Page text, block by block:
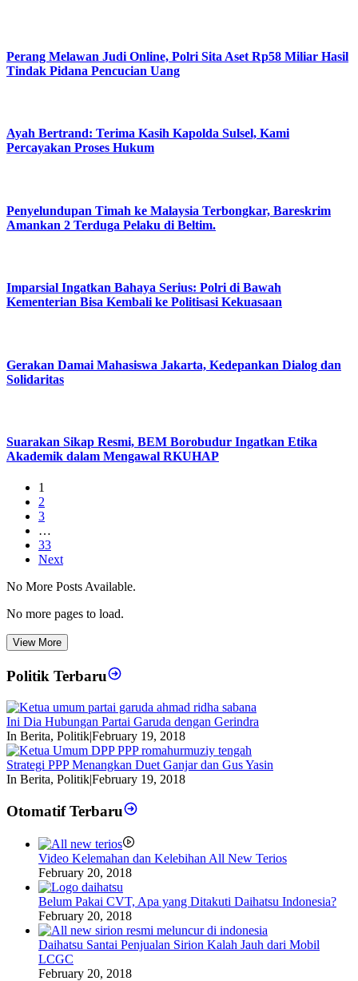
Perang Melawan Judi Online, Polri Sita Aset Rp58 Miliar Hasil
Tindak Pidana Pencucian Uang
Ayah Bertrand: Terima Kasih Kapolda Sulsel, Kami
Percayakan Proses Hukum
Penyelundupan Timah ke Malaysia Terbongkar, Bareskrim
Amankan 2 Terduga Pelaku di Beltim.
Imparsial Ingatkan Bahaya Serius: Polri di Bawah
Kementerian Bisa Kembali ke Politisasi Kekuasaan
Gerakan Damai Mahasiswa Jakarta, Kedepankan Dialog dan
Solidaritas
Suarakan Sikap Resmi, BEM Borobudur Ingatkan Etika
Akademik dalam Mengawal RKUHAP
1
2
3
…
33
Next
No More Posts Available.
No more pages to load.
View More
Politik Terbaru
Ini Dia Hubungan Partai Garuda dengan Gerindra
In Berita, Politik|February 19, 2018
Strategi PPP Menangkan Duet Ganjar dan Gus Yasin
In Berita, Politik|February 19, 2018
Otomatif Terbaru
Video Kelemahan dan Kelebihan All New Terios
February 20, 2018
Belum Pakai CVT, Apa yang Ditakuti Daihatsu Indonesia?
February 20, 2018
Daihatsu Santai Penjualan Sirion Kalah Jauh dari Mobil
LCGC
February 20, 2018